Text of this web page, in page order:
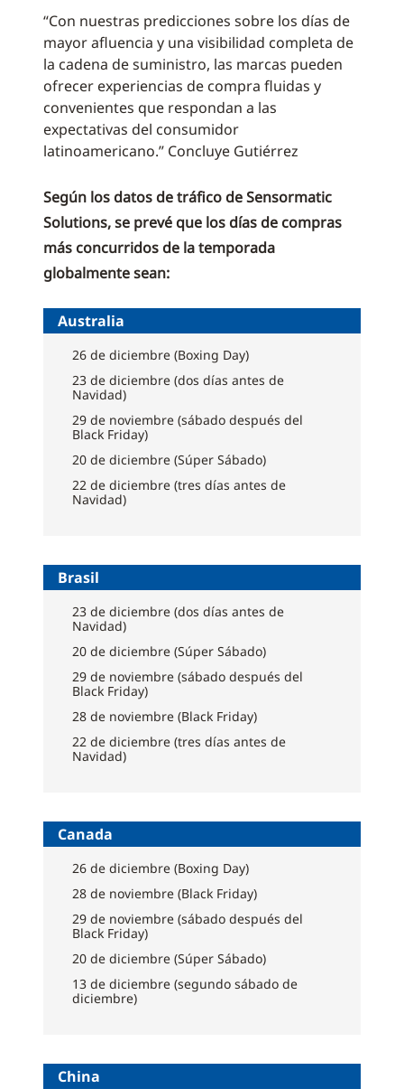
“Con nuestras predicciones sobre los días de
mayor afluencia y una visibilidad completa de
la cadena de suministro, las marcas pueden
ofrecer experiencias de compra fluidas y
convenientes que respondan a las
expectativas del consumidor
latinoamericano.” Concluye Gutiérrez
Según los datos de tráfico de Sensormatic
Solutions, se prevé que los días de compras
más concurridos de la temporada
globalmente sean:
Australia
26 de diciembre (Boxing Day)
23 de diciembre (dos días antes de
Navidad)
29 de noviembre (sábado después del
Black Friday)
20 de diciembre (Súper Sábado)
22 de diciembre (tres días antes de
Navidad)
Brasil
23 de diciembre (dos días antes de
Navidad)
20 de diciembre (Súper Sábado)
29 de noviembre (sábado después del
Black Friday)
28 de noviembre (Black Friday)
22 de diciembre (tres días antes de
Navidad)
Canada
26 de diciembre (Boxing Day)
28 de noviembre (Black Friday)
29 de noviembre (sábado después del
Black Friday)
20 de diciembre (Súper Sábado)
13 de diciembre (segundo sábado de
diciembre)
China